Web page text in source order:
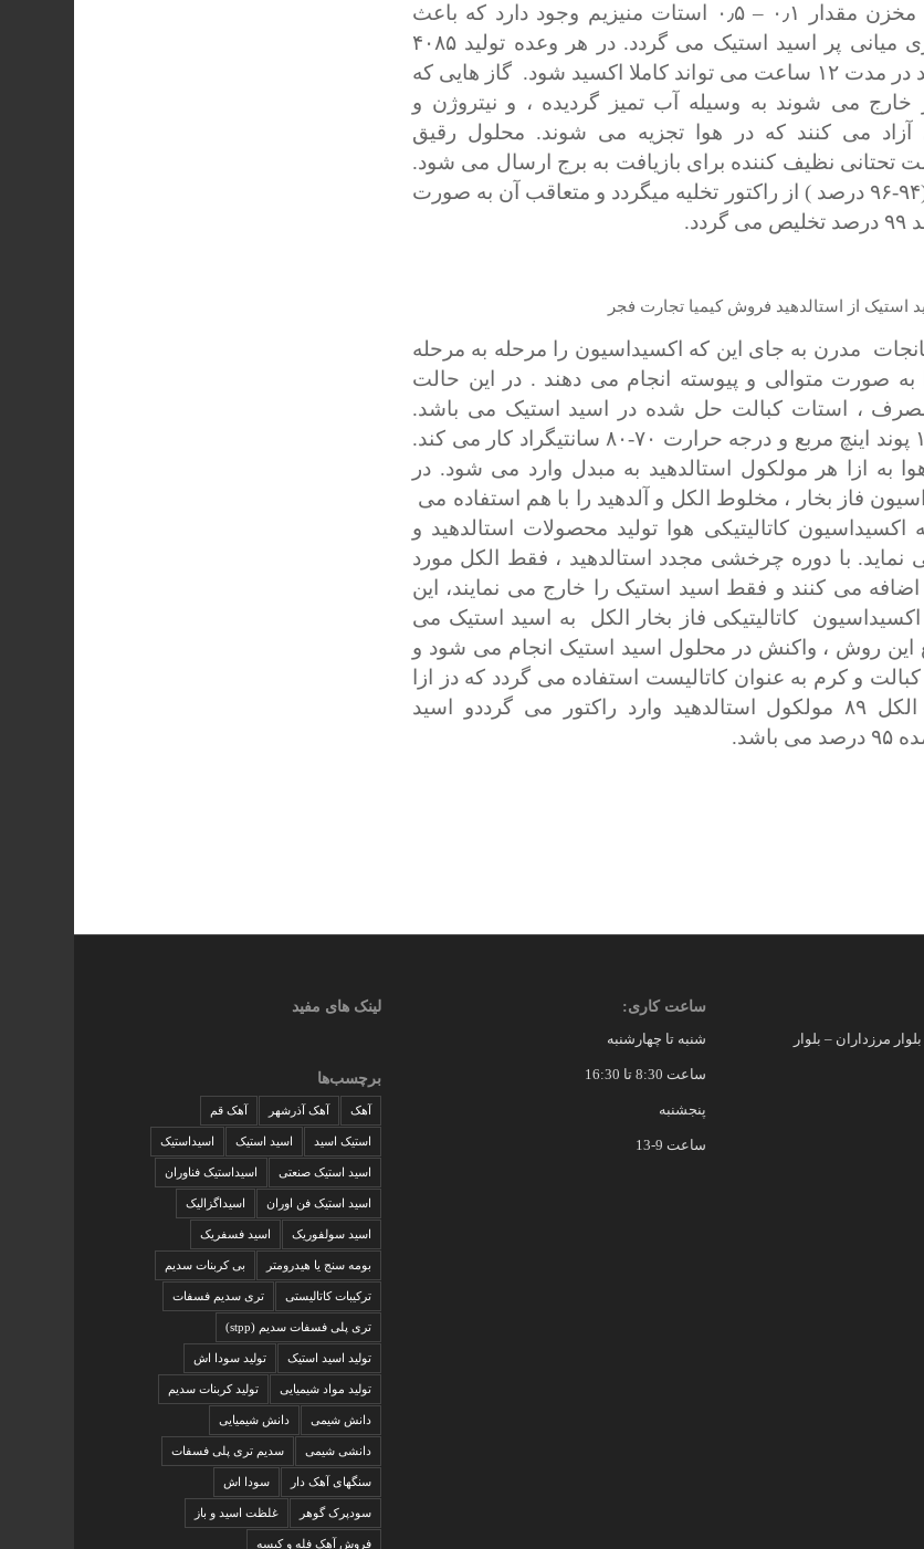
می کند. در داخل مخزن مقدار ۰٫۱ – ۰٫۵ استات منیزیم وجود دارد که باعث
تجزیه مواد انفجاری میانی پر اسید استیک می گردد. در هر وعده تولید ۴۰۸۵
کیلوگرم استالدهید در مدت ۱۲ ساعت می تواند کاملا اکسید شود. گاز هایی که
خارج می شوند به وسیله آب تمیز گردیده ، و نیتروژن و
می کنند که در هوا تجزیه می شوند. محلول رقیق
تحتانی نظیف کننده برای بازیافت به برج ارسال می شود.
اسید استیک خام (۹۴-۹۶ درصد ) از راکتور تخلیه میگردد و متعاقب آن به صورت
مدرن به جای این که اکسیداسیون را مرحله به مرحله
به صورت متوالی و پیوسته انجام می دهند . در این حالت
، استات کبالت حل شده در اسید استیک می باشد.
راکتور در فشار ۱۵ پوند اینچ مربع و درجه حرارت ۷۰-۸۰ سانتیگراد کار می کند.
از هوا به ازا هر مولکول استالدهید به مبدل وارد می شود. در
فاز بخار ، مخلوط الکل و آلدهید را با هم استفاده می
کاتالیتیکی هوا تولید محصولات استالدهید و
نماید. با دوره چرخشی مجدد استالدهید ، فقط الکل مورد
اضافه می کنند و فقط اسید استیک را خارج می نمایند، این
کاتالیتیکی فاز بخار الکل به اسید استیک می
این روش ، واکنش در محلول اسید استیک انجام می شود و
و کرم به عنوان کاتالیست استفاده می گردد که دز ازا
۱۱ مولکول اتیل الکل ۸۹ مولکول استالدهید وارد راکتور می گرددو اسید
مرزداران – بلوار
ساعت کاری:
شنبه تا چهارشنبه
ساعت 8:30 تا 16:30
پنجشنبه
ساعت 9-13
لینک های مفید
برچسب‌ها
آهک آهک آذرشهر آهک قم
استیک اسید اسید استیک اسیداستیک
اسید استیک صنعتی اسیداستیک فناوران
اسید استیک فن اوران اسیداگزالیک
اسید سولفوریک اسید فسفریک
بومه سنج یا هیدرومتر بی کربنات سدیم
ترکیبات کاتالیستی تری سدیم فسفات
تری پلی فسفات سدیم (stpp)
تولید اسید استیک تولید سودا اش
تولید مواد شیمیایی تولید کربنات سدیم
دانش شیمی دانش شیمیایی
دانشی شیمی سدیم تری پلی فسفات
سنگهای آهک دار سودا اش
سودپرک گوهر غلظت اسید و باز
فروش آهک فله و کیسه